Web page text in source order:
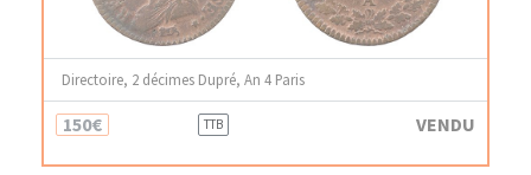
Directoire, 2 décimes Dupré, An 4 Paris
150€ TTB VENDU